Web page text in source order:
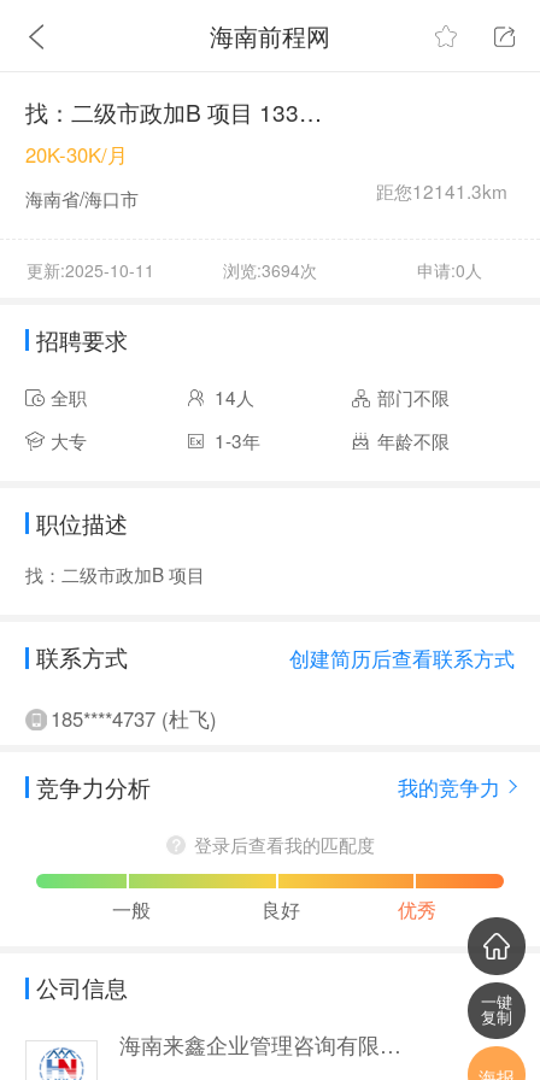
海南前程网
找：二级市政加B 项目 13337534291
距您12141.3km
20K-30K/月
海南省/海口市
更新:2025-10-11 浏览:3694次 申请:0人
招聘要求
全职 14人
部门不限
大专
1-3年 年龄不限
职位描述
找：二级市政加B 项目
联系方式 创建简历后查看联系方式
185****4737 (杜飞)
竞争力分析 我的竞争力
登录后查看我的匹配度
一般 良好 优秀
公司信息
海南来鑫企业管理咨询有限公司
一键
复制